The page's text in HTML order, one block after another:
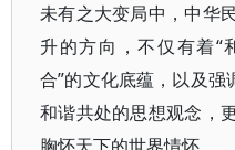
未有之大变局中，中华
升的方向，不仅有着“
合”的文化底蕴，以及强
和谐共处的思想观念，